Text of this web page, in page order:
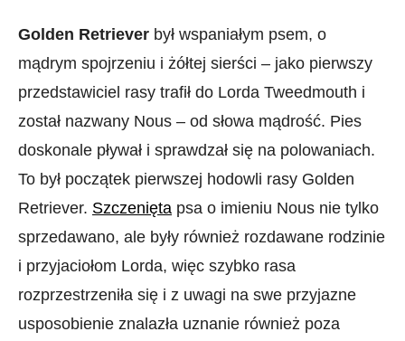
Golden Retriever był wspaniałym psem, o
mądrym spojrzeniu i żółtej sierści – jako pierwszy
przedstawiciel rasy trafił do Lorda Tweedmouth i
został nazwany Nous – od słowa mądrość. Pies
doskonale pływał i sprawdzał się na polowaniach.
To był początek pierwszej hodowli rasy Golden
Retriever. Szczenięta psa o imieniu Nous nie tylko
sprzedawano, ale były również rozdawane rodzinie
i przyjaciołom Lorda, więc szybko rasa
rozprzestrzeniła się i z uwagi na swe przyjazne
usposobienie znalazła uznanie również poza